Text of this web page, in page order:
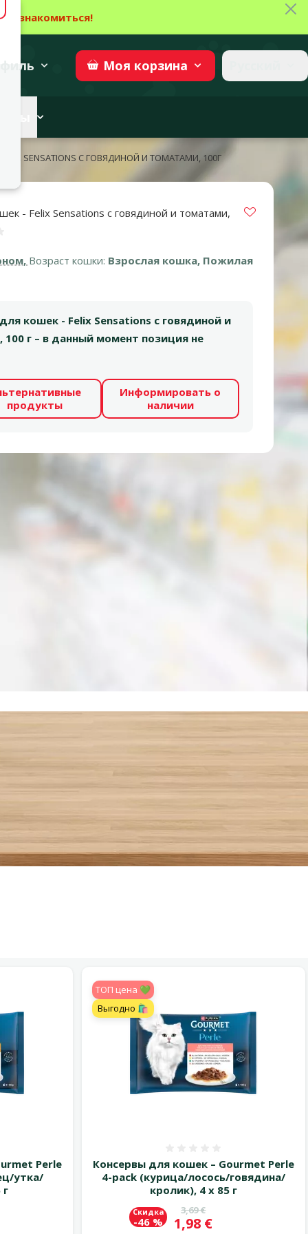
Ознакомиться!
Участвовать
Моя корзина
SENSATIONS С ГОВЯДИНОЙ И ТОМАТАМИ, 100Г
- Felix Sensations с говядиной и томатами,
Возраст кошки: Взрослая кошка, Пожилая
кошек - Felix Sensations с говядиной и
г – в данный момент позиция не
продукты
Информировать о
наличии
Perle
утка/
Консервы для кошек – Gourmet Perle
4-pack (курица/лосось/говядина/
кролик), 4 x 85 г
Исходная цена
3,69 €
Цена
1,98 €
Скидка
-46 %
TOП цена 💚
Выгодно 🛍️